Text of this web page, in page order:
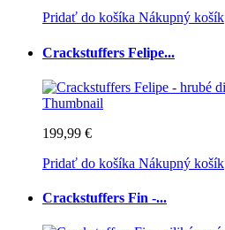
Pridať do košíka Nákupný košík
Crackstuffers Felipe...
199,99 €
Pridať do košíka Nákupný košík
Crackstuffers Fin -...